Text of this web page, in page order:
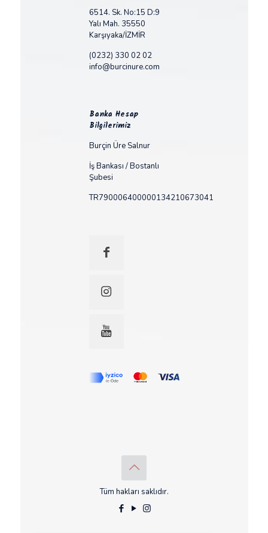
6514. Sk. No:15 D:9
Yalı Mah. 35550
Karşıyaka/İZMİR
(0232) 330 02 02
info@burcinure.com
Banka Hesap
Bilgilerimiz
Burçin Üre Salnur
İş Bankası / Bostanlı
Şubesi
TR790006400000134210673041
Tüm hakları saklıdır.